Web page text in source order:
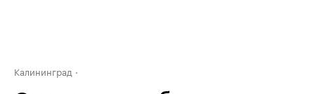
Калининград